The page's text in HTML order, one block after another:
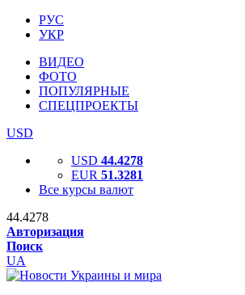
РУС
УКР
ВИДЕО
ФОТО
ПОПУЛЯРНЫЕ
СПЕЦПРОЕКТЫ
USD
USD 44.4278
EUR 51.3281
Все курсы валют
44.4278
Авторизация
Поиск
UA